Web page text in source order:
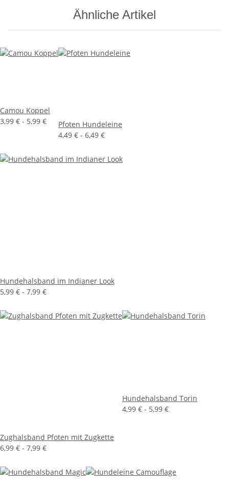
Ähnliche Artikel
Camou Koppel
3,99 € - 5,99 €
Pfoten Hundeleine
4,49 € - 6,49 €
Hundehalsband im Indianer Look
5,99 € - 7,99 €
Zughalsband Pfoten mit Zugkette
6,99 € - 7,99 €
Hundehalsband Torin
4,99 € - 5,99 €